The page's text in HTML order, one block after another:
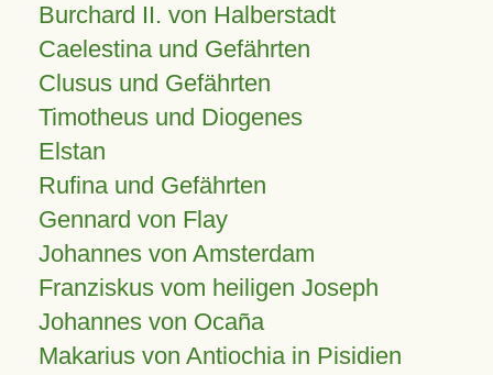
Burchard II. von Halberstadt
Caelestina und Gefährten
Clusus und Gefährten
Timotheus und Diogenes
Elstan
Rufina und Gefährten
Gennard von Flay
Johannes von Amsterdam
Franziskus vom heiligen Joseph
Johannes von Ocaña
Makarius von Antiochia in Pisidien